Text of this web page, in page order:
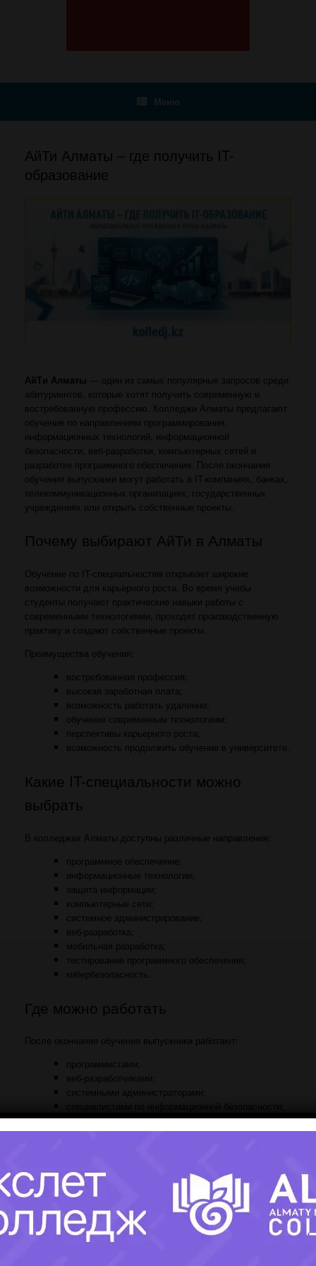
Меню
АйТи Алматы – где получить IT-
образование
АйТи Алматы — один из самых популярных запросов среди
абитуриентов, которые хотят получить современную и
востребованную профессию. Колледжи Алматы предлагают
обучение по направлениям программирования,
информационных технологий, информационной
безопасности, веб-разработки, компьютерных сетей и
разработке программного обеспечения. После окончания
обучения выпускники могут работать в IT-компаниях, банках,
телекоммуникационных организациях, государственных
учреждениях или открыть собственные проекты.
Почему выбирают АйТи в Алматы
Обучение по IT-специальностям открывает широкие
возможности для карьерного роста. Во время учебы
студенты получают практические навыки работы с
современными технологиями, проходят производственную
практику и создают собственные проекты.
Преимущества обучения:
востребованная профессия;
высокая заработная плата;
возможность работать удаленно;
обучение современным технологиям;
перспективы карьерного роста;
возможность продолжить обучение в университете.
Какие IT-специальности можно
выбрать
В колледжах Алматы доступны различные направления:
программное обеспечение;
информационные технологии;
защита информации;
компьютерные сети;
системное администрирование;
веб-разработка;
мобильная разработка;
тестирование программного обеспечения;
кибербезопасность.
Где можно работать
После окончания обучения выпускники работают:
программистами;
веб-разработчиками;
системными администраторами;
тестировщиками;
техническими специалистами;
Как поступить
Для поступления необходимо: